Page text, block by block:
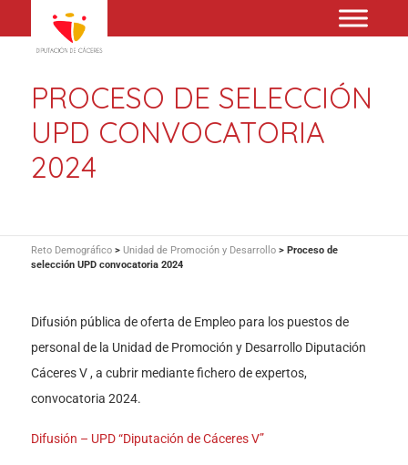
PROCESO DE SELECCIÓN
UPD CONVOCATORIA
2024
Reto Demográfico> Unidad de Promoción y Desarrollo> Proceso de
selección UPD convocatoria 2024
Difusión pública de oferta de Empleo para los puestos de
personal de la Unidad de Promoción y Desarrollo Diputación
Cáceres V , a cubrir mediante fichero de expertos,
convocatoria 2024.
Difusión – UPD “Diputación de Cáceres V”